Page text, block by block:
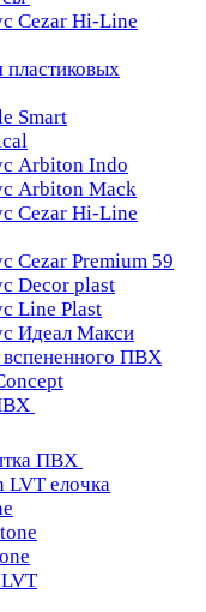
Cezar Hi-Line
Smart
Arbiton Indo
Arbiton Mack
Cezar Hi-Line
Cezar Premium 59
Decor plast
Line Plast
Идеал Макси
вспененного ПВХ
ПВХ
елочка